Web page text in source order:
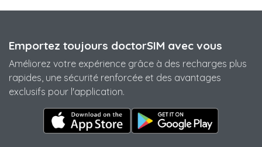
Emportez toujours doctorSIM avec vous
Améliorez votre expérience grâce à des recharges plus
rapides, une sécurité renforcée et des avantages
exclusifs pour l'application.